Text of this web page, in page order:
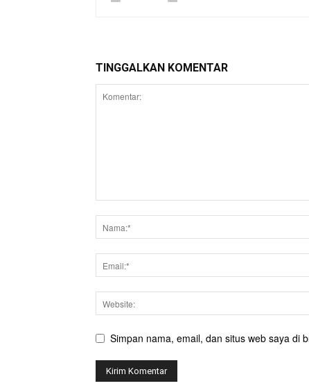
TINGGALKAN KOMENTAR
Simpan nama, email, dan situs web saya di